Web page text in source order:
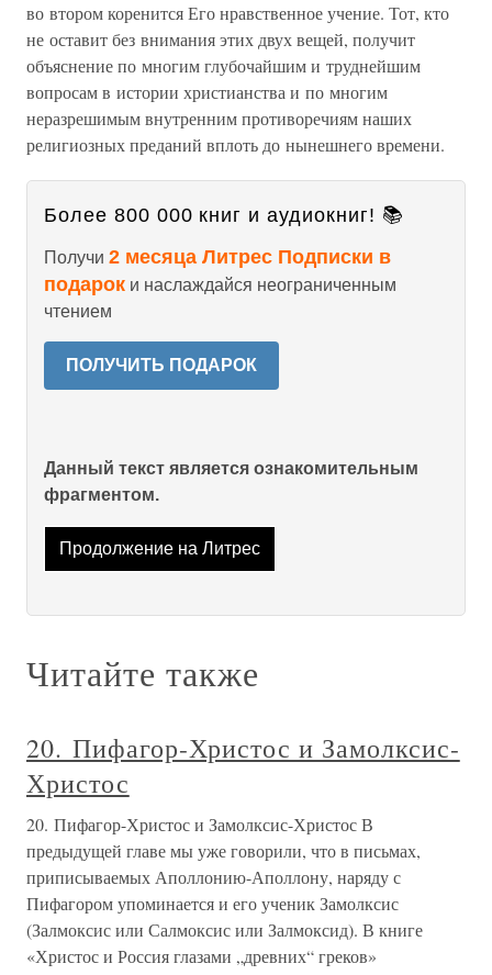
во втором коренится Его нравственное учение. Тот, кто
не оставит без внимания этих двух вещей, получит
объяснение по многим глубочайшим и труднейшим
вопросам в истории христианства и по многим
неразрешимым внутренним противоречиям наших
религиозных преданий вплоть до нынешнего времени.
Более 800 000 книг и аудиокниг! 📚
Получи 2 месяца Литрес Подписки в
подарок и наслаждайся неограниченным
чтением
ПОЛУЧИТЬ ПОДАРОК
Данный текст является ознакомительным
фрагментом.
Продолжение на Литрес
Читайте также
20. Пифагор-Христос и Замолксис-
Христос
20. Пифагор-Христос и Замолксис-Христос В
предыдущей главе мы уже говорили, что в письмах,
приписываемых Аполлонию-Аполлону, наряду с
Пифагором упоминается и его ученик Замолксис
(Залмоксис или Салмоксис или Залмоксид). В книге
«Христос и Россия глазами „древних“ греков»